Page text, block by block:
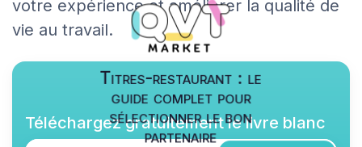
votre expérience et améliorer la qualité de
vie au travail.
Titres-restaurant : le
guide complet pour
sélectionner le bon
partenaire
Téléchargez gratuitement le livre blanc